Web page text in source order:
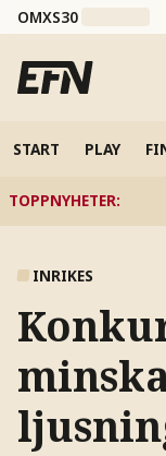
OMXS30
START PLAY
TOPPNYHETER:
INRIKES